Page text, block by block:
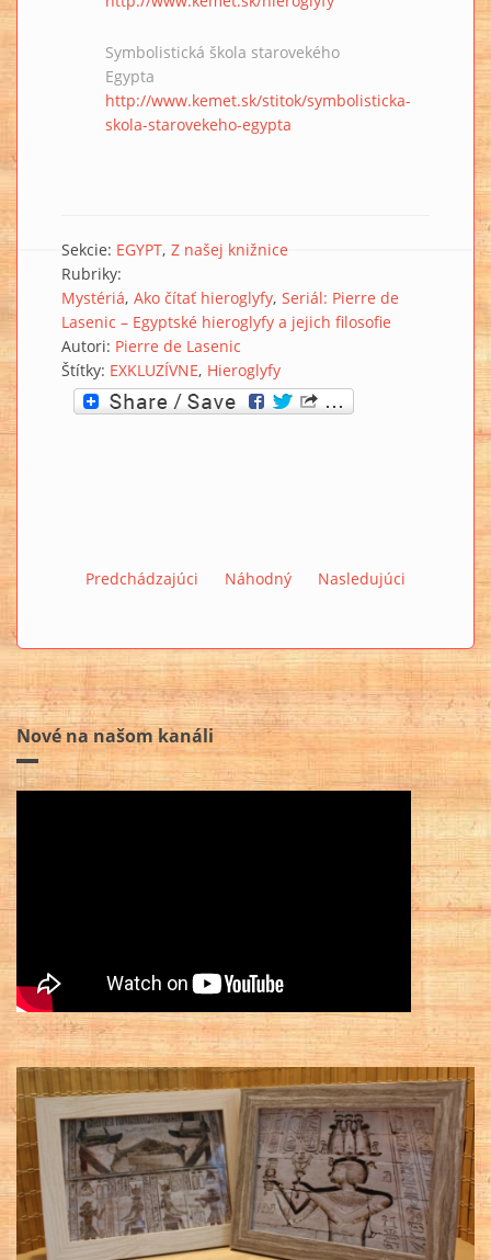
Symbolistická škola starovekého
Egypta
http://www.kemet.sk/stitok/symbolisticka-
skola-starovekeho-egypta
Sekcie: EGYPT Z našej knižnice
Rubriky:
Mystériá Ako čítať hieroglyfy Seriál: Pierre de
Lasenic – Egyptské hieroglyfy a jejich filosofie
Autori: Pierre de Lasenic
Štítky: EXKLUZÍVNE Hieroglyfy
Predchádzajúci Náhodný Nasledujúci
Nové na našom kanáli